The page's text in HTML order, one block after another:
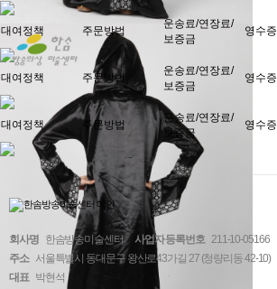
대여정책 주문방법
운송료/연장료/
보증금
영수증
대여정책 주문방법
운송료/연장료/
보증금
영수증
대여정책 주문방법
운송료/연장료/
보증금
영수증
회사명 한솜방송미술센터 사업자 등록번호 211-10-05166
주소 서울특별시 동대문구 왕산로43가길 27 (청량리동 42-10)
대표 박현석